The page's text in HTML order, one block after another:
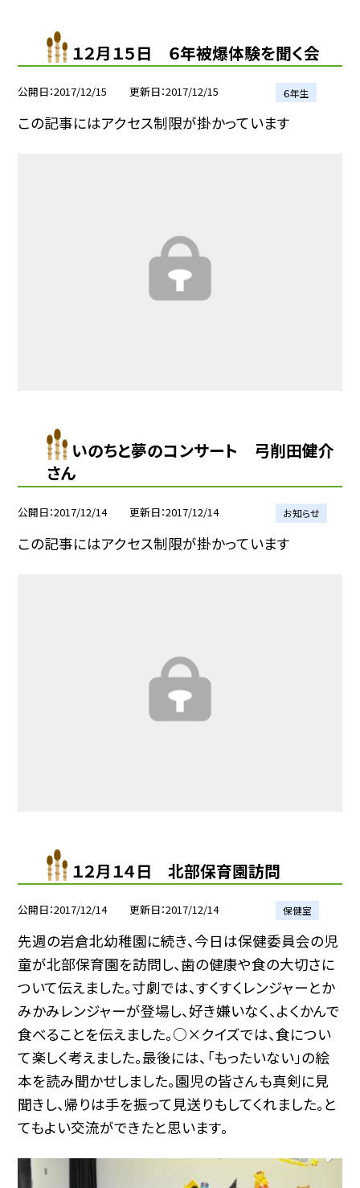
１２月１５日 ６年被爆体験を聞く会
公開日 2017/12/15 更新日 2017/12/15 ６年生
この記事にはアクセス制限が掛かっています
いのちと夢のコンサート 弓削田健介
さん
公開日 2017/12/14 更新日 2017/12/14 お知らせ
この記事にはアクセス制限が掛かっています
１２月１４日 北部保育園訪問
公開日 2017/12/14 更新日 2017/12/14 保健室
先週の岩倉北幼稚園に続き、今日は保健委員会の児
童が北部保育園を訪問し、歯の健康や食の大切さに
ついて伝えました。寸劇では、すくすくレンジャーとか
みかみレンジャーが登場し、好き嫌いなく、よくかんで
食べることを伝えました。○×クイズでは、食につい
て楽しく考えました。最後には、「もったいない」の絵
本を読み聞かせしました。園児の皆さんも真剣に見
聞きし、帰りは手を振って見送りもしてくれました。と
てもよい交流ができたと思います。